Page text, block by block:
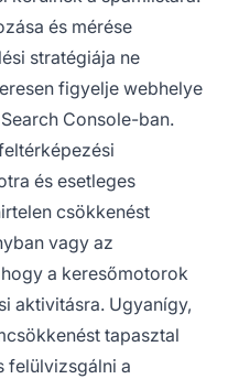
és mérése
stratégiája ne
figyelje webhelye
Console-ban.
és esetleges
csökkenést
vagy az
a keresőmotorok
aktivitásra. Ugyanígy,
tapasztal
felülvizsgálni a